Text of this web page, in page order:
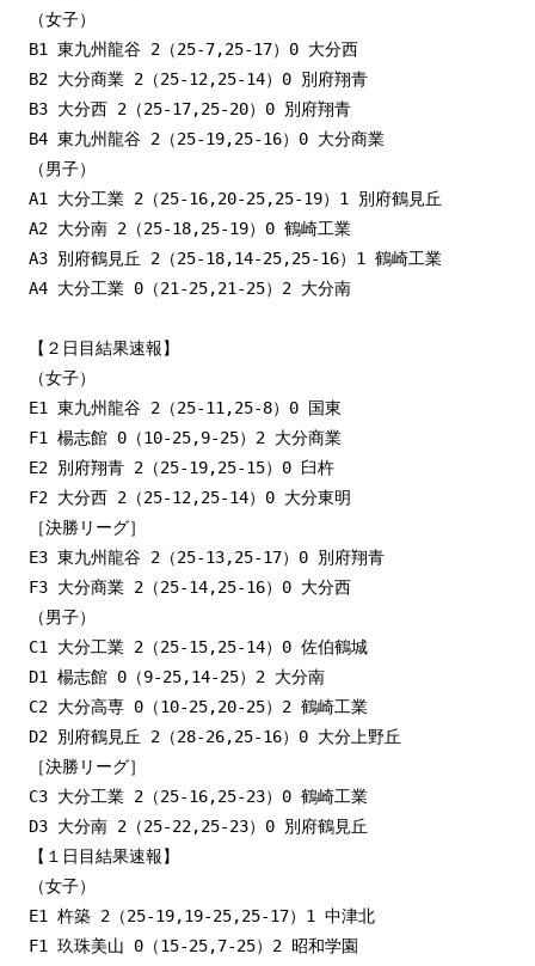
（女子）
B1 東九州龍谷 2（25-7,25-17）0 大分西
B2 大分商業 2（25-12,25-14）0 別府翔青
B3 大分西 2（25-17,25-20）0 別府翔青
B4 東九州龍谷 2（25-19,25-16）0 大分商業
（男子）
A1 大分工業 2（25-16,20-25,25-19）1 別府鶴見丘
A2 大分南 2（25-18,25-19）0 鶴崎工業
A3 別府鶴見丘 2（25-18,14-25,25-16）1 鶴崎工業
A4 大分工業 0（21-25,21-25）2 大分南
【２日目結果速報】
（女子）
E1 東九州龍谷 2（25-11,25-8）0 国東
F1 楊志館 0（10-25,9-25）2 大分商業
E2 別府翔青 2（25-19,25-15）0 臼杵
F2 大分西 2（25-12,25-14）0 大分東明
［決勝リーグ］
E3 東九州龍谷 2（25-13,25-17）0 別府翔青
F3 大分商業 2（25-14,25-16）0 大分西
（男子）
C1 大分工業 2（25-15,25-14）0 佐伯鶴城
D1 楊志館 0（9-25,14-25）2 大分南
C2 大分高専 0（10-25,20-25）2 鶴崎工業
D2 別府鶴見丘 2（28-26,25-16）0 大分上野丘
［決勝リーグ］
C3 大分工業 2（25-16,25-23）0 鶴崎工業
D3 大分南 2（25-22,25-23）0 別府鶴見丘
【１日目結果速報】
（女子）
E1 杵築 2（25-19,19-25,25-17）1 中津北
F1 玖珠美山 0（15-25,7-25）2 昭和学園